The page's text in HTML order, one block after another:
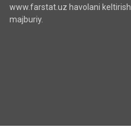
www.farstat.uz havolani keltirish
majburiy.